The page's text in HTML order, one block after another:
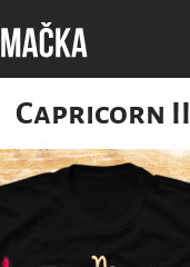
Capricorn II